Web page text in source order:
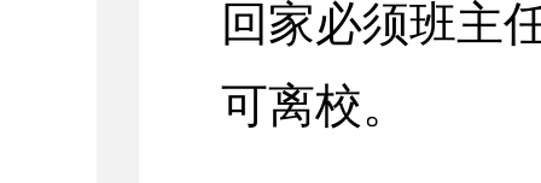
回家必须班主
可离校。